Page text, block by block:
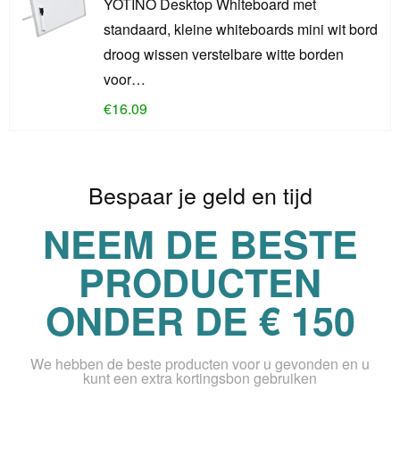
standaard, kleine whiteboards mini wit bord
droog wissen verstelbare witte borden
voor…
€16.09
Bespaar je geld en tijd
NEEM DE BESTE
PRODUCTEN
ONDER DE € 150
We hebben de beste producten voor u gevonden en u
kunt een extra kortingsbon gebruiken